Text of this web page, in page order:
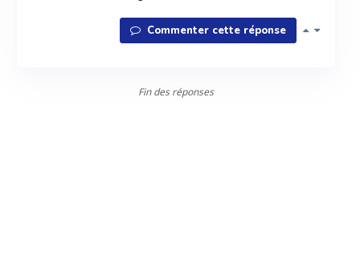
Commenter cette réponse
Fin des réponses